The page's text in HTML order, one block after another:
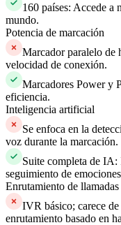
160 países: Accede a
mundo.
Potencia de marcación
Marcador paralelo de
velocidad de conexión.
Marcadores Power y
eficiencia.
Inteligencia artificial
Se enfoca en la
voz durante la marcación.
Suite completa de
seguimiento de
Enrutamiento de llamadas
IVR básico; carece
enrutamiento basado en